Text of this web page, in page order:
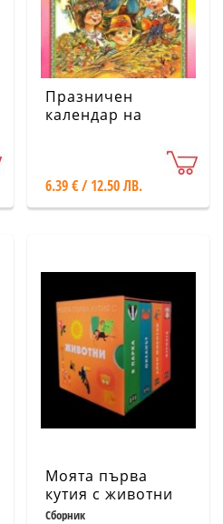
Празничен
календар на
6.39 € / 12.50 ЛВ.
Моята първа
кутия с животни
Сборник